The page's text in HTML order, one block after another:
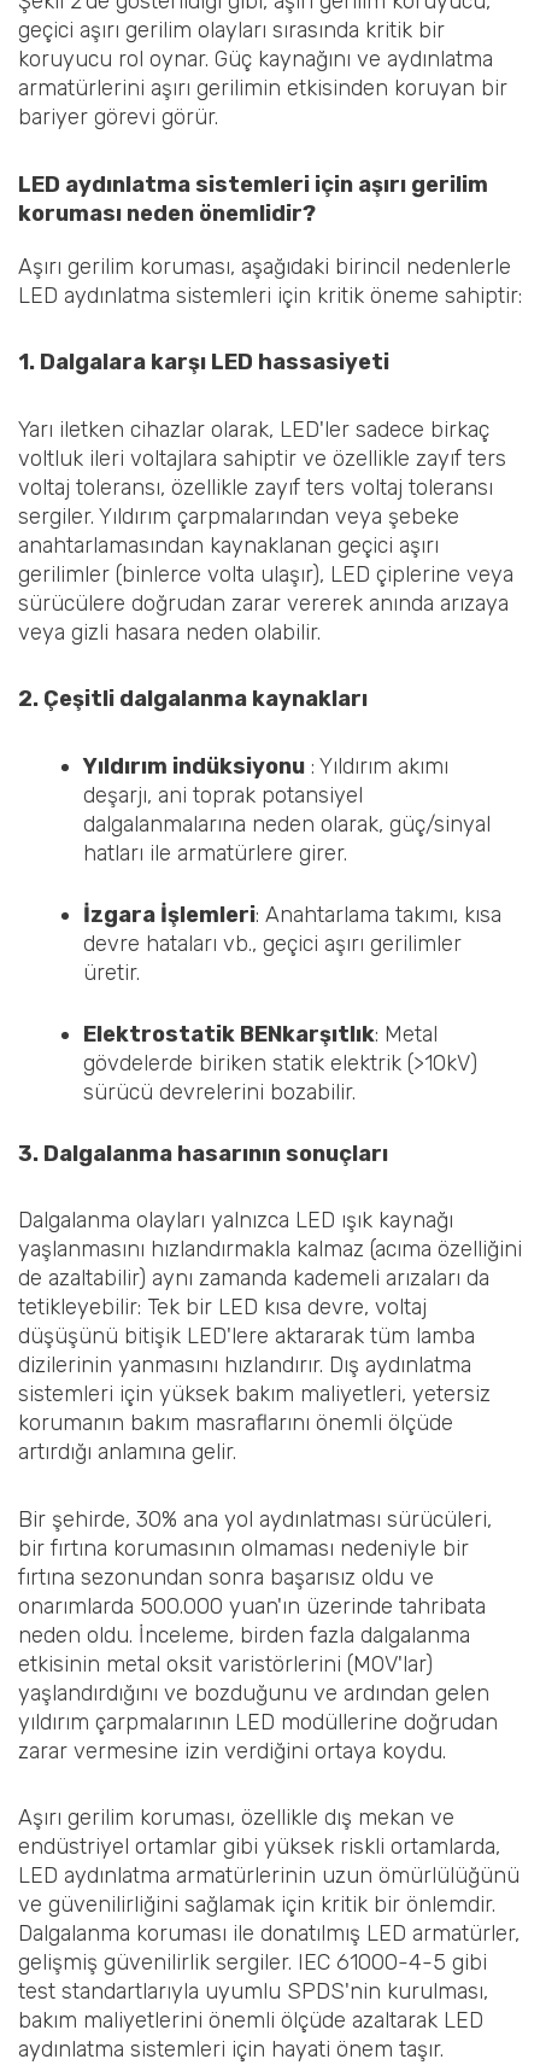
geçici aşırı gerilim olayları sırasında kritik bir
koruyucu rol oynar. Güç kaynağını ve aydınlatma
armatürlerini aşırı gerilimin etkisinden koruyan bir
bariyer görevi görür.
LED aydınlatma sistemleri için aşırı gerilim
koruması neden önemlidir?
Aşırı gerilim koruması, aşağıdaki birincil nedenlerle
LED aydınlatma sistemleri için kritik öneme sahiptir:
1. Dalgalara karşı LED hassasiyeti
Yarı iletken cihazlar olarak, LED'ler sadece birkaç
voltluk ileri voltajlara sahiptir ve özellikle zayıf ters
voltaj toleransı, özellikle zayıf ters voltaj toleransı
sergiler. Yıldırım çarpmalarından veya şebeke
anahtarlamasından kaynaklanan geçici aşırı
gerilimler (binlerce volta ulaşır), LED çiplerine veya
sürücülere doğrudan zarar vererek anında arızaya
veya gizli hasara neden olabilir.
2. Çeşitli dalgalanma kaynakları
‌Yıldırım indüksiyonu ‌ : Yıldırım akımı
deşarjı, ani toprak potansiyel
dalgalanmalarına neden olarak, güç/sinyal
hatları ile armatürlere girer.
‌İzgara İşlemleri‌: Anahtarlama takımı, kısa
devre hataları vb., geçici aşırı gerilimler
üretir.
Elektrostatik BENkarşıtlık: Metal
gövdelerde biriken statik elektrik (>10kV)
sürücü devrelerini bozabilir.
3. Dalgalanma hasarının sonuçları
Dalgalanma olayları yalnızca LED ışık kaynağı
yaşlanmasını hızlandırmakla kalmaz (acıma özelliğini
de azaltabilir) aynı zamanda kademeli arızaları da
tetikleyebilir: Tek bir LED kısa devre, voltaj
düşüşünü bitişik LED'lere aktararak tüm lamba
dizilerinin yanmasını hızlandırır. Dış aydınlatma
sistemleri için yüksek bakım maliyetleri, yetersiz
korumanın bakım masraflarını önemli ölçüde
artırdığı anlamına gelir.
Bir şehirde, 30% ana yol aydınlatması sürücüleri,
bir fırtına korumasının olmaması nedeniyle bir
fırtına sezonundan sonra başarısız oldu ve
onarımlarda 500.000 yuan'ın üzerinde tahribata
neden oldu. İnceleme, birden fazla dalgalanma
etkisinin metal oksit varistörlerini (MOV'lar)
yaşlandırdığını ve bozduğunu ve ardından gelen
yıldırım çarpmalarının LED modüllerine doğrudan
zarar vermesine izin verdiğini ortaya koydu.
Aşırı gerilim koruması, özellikle dış mekan ve
endüstriyel ortamlar gibi yüksek riskli ortamlarda,
LED aydınlatma armatürlerinin uzun ömürlülüğünü
ve güvenilirliğini sağlamak için kritik bir önlemdir.
Dalgalanma koruması ile donatılmış LED armatürler,
gelişmiş güvenilirlik sergiler. IEC 61000-4-5 gibi
test standartlarıyla uyumlu SPDS'nin kurulması,
bakım maliyetlerini önemli ölçüde azaltarak LED
aydınlatma sistemleri için hayati önem taşır.